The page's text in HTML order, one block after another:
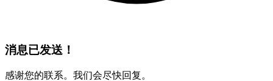
消息已发送！
感谢您的联系。我们会尽快回复。